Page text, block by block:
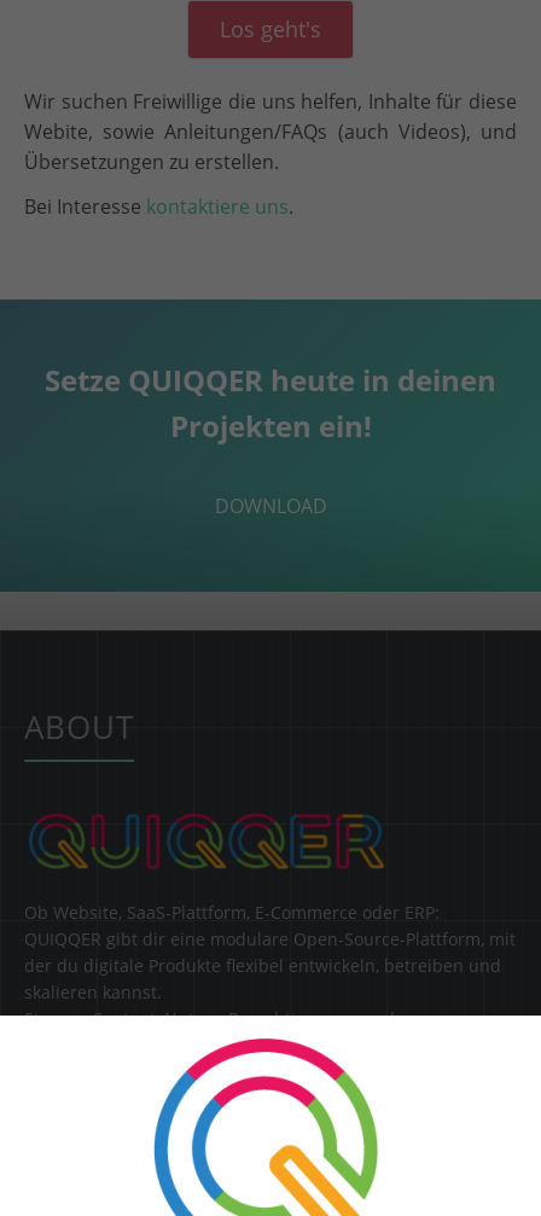
Los geht's
Wir suchen Freiwillige die uns helfen, Inhalte für diese
Webite, sowie Anleitungen/FAQs (auch Videos), und
Übersetzungen zu erstellen.
Bei Interesse kontaktiere uns.
Setze QUIQQER heute in deinen
Projekten ein!
DOWNLOAD
ABOUT
Ob Website, SaaS-Plattform, E-Commerce oder ERP:
QUIQQER gibt dir eine modulare Open-Source-Plattform, mit
der du digitale Produkte flexibel entwickeln, betreiben und
skalieren kannst.
Steuere Content, Nutzer, Berechtigungen und
Erweiterungen zentral in einer Lösung.